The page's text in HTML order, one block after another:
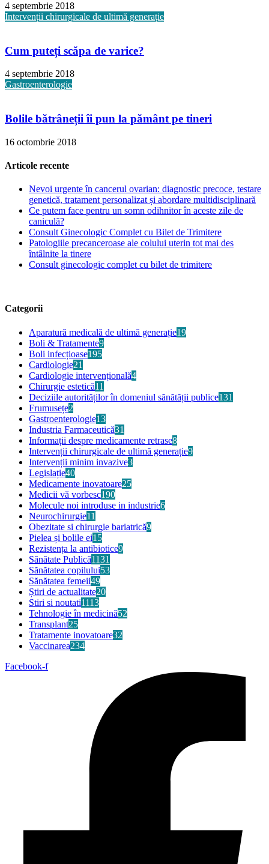
4 septembrie 2018
Intervenții chirurgicale de ultimă generație
Cum puteți scăpa de varice?
4 septembrie 2018
Gastroenterologie
Bolile bătrâneții îi pun la pământ pe tineri
16 octombrie 2018
Articole recente
Nevoi urgente în cancerul ovarian: diagnostic precoce, testare
genetică, tratament personalizat și abordare multidisciplinară
Ce putem face pentru un somn odihnitor în aceste zile de
caniculă?
Consult Ginecologic Complet cu Bilet de Trimitere
Patologiile precanceroase ale colului uterin tot mai des
întâlnite la tinere
Consult ginecologic complet cu bilet de trimitere
Categorii
Aparatură medicală de ultimă generație19
Boli & Tratamente9
Boli infecțioase195
Cardiologie21
Cardiologie intervențională4
Chirurgie estetică11
Deciziile autorităților în domeniul sănătății publice131
Frumusețe2
Gastroenterologie13
Industria Farmaceutică31
Informații despre medicamente retrase8
Intervenții chirurgicale de ultimă generație9
Intervenții minim invazive3
Legislație40
Medicamente inovatoare25
Medicii vă vorbesc190
Molecule noi introduse in industrie6
Neurochirurgie11
Obezitate si chirurgie bariatrică9
Pielea și bolile ei15
Rezistența la antibiotice9
Sănătate Publică1131
Sănătatea copilului53
Sănătatea femeii49
Știri de actualitate20
Stiri si noutati1113
Tehnologie în medicină52
Transplant25
Tratamente inovatoare32
Vaccinarea234
Facebook-f